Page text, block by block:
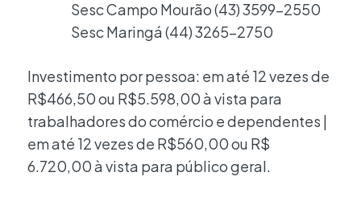
Sesc Campo Mourão (43) 3599-2550
Sesc Maringá (44) 3265-2750
Investimento por pessoa: em até 12 vezes de
R$466,50 ou R$5.598,00 à vista para
trabalhadores do comércio e dependentes |
em até 12 vezes de R$560,00 ou R$
6.720,00 à vista para público geral.